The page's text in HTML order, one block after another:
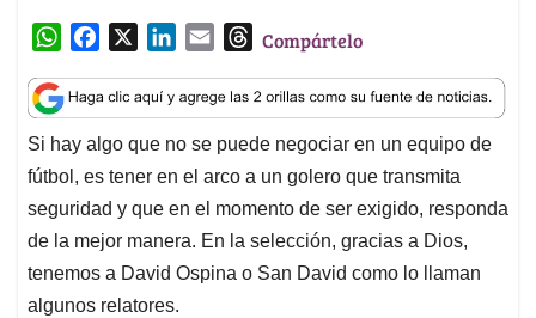
W
a
t
s
A
p
p
c
e
b
o
o
k
n
k
e
d
I
n
a
i
l
T
r
e
a
d
s
Compártelo
Si hay algo que no se puede negociar en un equipo de
fútbol, es tener en el arco a un golero que transmita
seguridad y que en el momento de ser exigido, responda
de la mejor manera. En la selección, gracias a Dios,
tenemos a David Ospina o San David como lo llaman
algunos relatores.